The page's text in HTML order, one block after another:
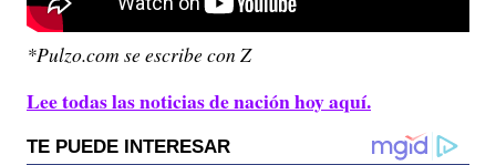
*Pulzo.com se escribe con Z
Lee todas las noticias de nación hoy aquí.